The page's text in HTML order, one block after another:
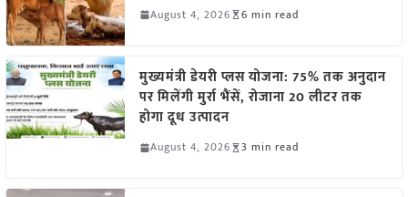
August 4, 2026 6 min read
मुख्यमंत्री डेयरी प्लस योजना: 75% तक अनुदान
पर मिलेंगी मुर्रा भैंसें, रोजाना 20 लीटर तक
होगा दूध उत्पादन
August 4, 2026 3 min read